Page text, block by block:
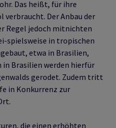
Das heißt, für ihre
Der Anbau der
Regel jedoch mitnichten
spielsweise in tropischen
etwa in Brasilien,
in Brasilien werden hierfür
gerodet. Zudem tritt
in Konkurrenz zur
die einen erhöhten